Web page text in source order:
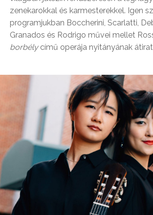
zenekarokkal és karmesterekkel. Igen
programjukban Boccherini, Scarlatti,
Granados és Rodrigo művei mellet
borbélycímű operája nyitányának